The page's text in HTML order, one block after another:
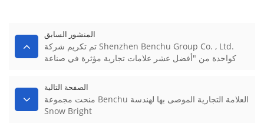
المنشور السابق
تم تكريم شركة Shenzhen Benchu ​​Group Co. , Ltd.
كواحدة من "أفضل عشر علامات تجارية مؤثرة في صناعة
الصفحة التالية
منحت مجموعة Benchu العلامة التجارية الموصى بها لهندسة
Snow Bright